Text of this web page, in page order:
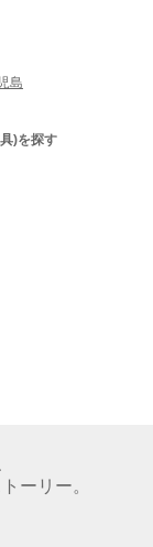
島
)を探す
ーリー。